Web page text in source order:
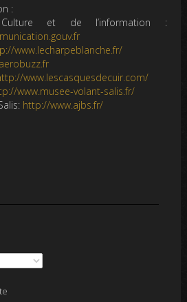
:
et de l’information :
www.lecharpeblanche.fr/
www.lescasquesdecuir.com/
www.musee-volant-salis.fr/
http://www.ajbs.fr/